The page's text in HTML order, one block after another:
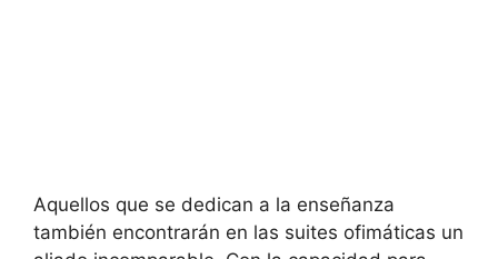
Aquellos que se dedican a la enseñanza
también encontrarán en las suites ofimáticas un